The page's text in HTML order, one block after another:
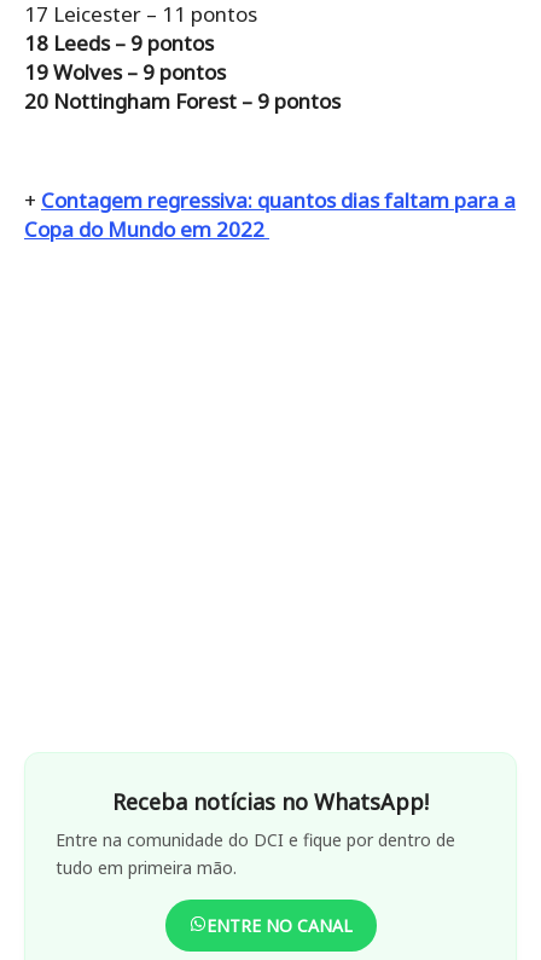
17 Leicester – 11 pontos
18 Leeds – 9 pontos
19 Wolves – 9 pontos
20 Nottingham Forest – 9 pontos
+ Contagem regressiva: quantos dias faltam para a
Copa do Mundo em 2022
Receba notícias no WhatsApp!
Entre na comunidade do DCI e fique por dentro de
tudo em primeira mão.
ENTRE NO CANAL